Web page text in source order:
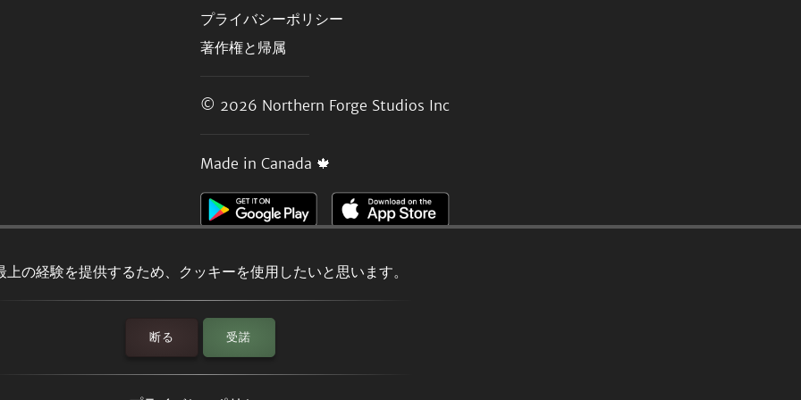
上の経験を提供するため、クッキーを使用したいと思います。
断る 受諾
プライバシーポリシー
著作権と帰属
© 2026 Northern Forge Studios Inc
Made in Canada 🍁